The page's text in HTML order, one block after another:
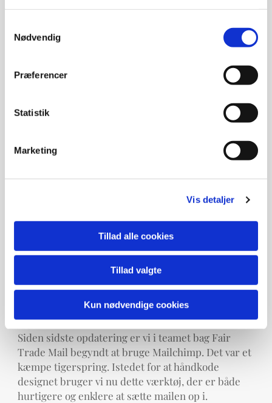
Nødvendig
Præferencer
Statistik
Marketing
Vis detaljer
Tillad alle cookies
Tillad valgte
Kun nødvendige cookies
Fair Trade Mail
Jeg har arbejdet med Fair Trade Mail siden 2011.
Siden sidste opdatering er vi i teamet bag Fair
Trade Mail begyndt at bruge Mailchimp. Det var et
kæmpe tigerspring. Istedet for at håndkode
designet bruger vi nu dette værktøj, der er både
hurtigere og enklere at sætte mailen op i.